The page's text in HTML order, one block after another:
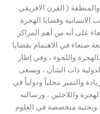
( القرن الافريقي
وقضايا الهجرة
على أنه من أهم المراكز
صنعاء في الاهتمام بقضايا
واللجوء ، وفي إطار
ذات الشأن ، ويسعى
والتميز محلياً ودولياً في
واللاجئين ، ورسالته
وبحثية متخصصة في العلوم